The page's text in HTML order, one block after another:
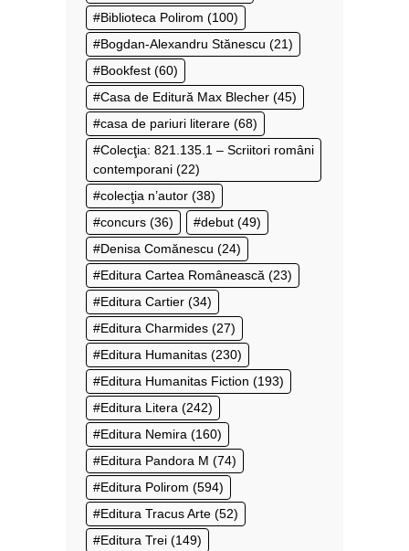
Biblioteca Polirom (100)
Bogdan-Alexandru Stănescu (21)
Bookfest (60)
Casa de Editură Max Blecher (45)
casa de pariuri literare (68)
Colecţia: 821.135.1 – Scriitori români
contemporani (22)
colecţia n’autor (38)
concurs (36) debut (49)
Denisa Comănescu (24)
Editura Cartea Românească (23)
Editura Cartier (34)
Editura Charmides (27)
Editura Humanitas (230)
Editura Humanitas Fiction (193)
Editura Litera (242)
Editura Nemira (160)
Editura Pandora M (74)
Editura Polirom (594)
Editura Tracus Arte (52)
Editura Trei (149)